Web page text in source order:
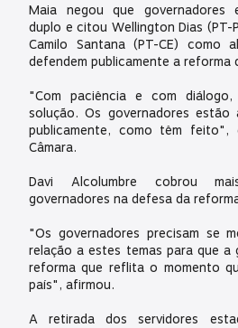
Maia negou que governadores
duplo e citou Wellington Dias (PT-
Camilo Santana (PT-CE) como
defendem publicamente a reforma
"Com paciência e com
solução. Os governadores
publicamente, como têm feito",
Câmara.
Davi Alcolumbre cobrou
governadores na defesa da
"Os governadores precisam se
relação a estes temas para que
reforma que reflita o momento
país", afirmou.
A retirada dos servidores